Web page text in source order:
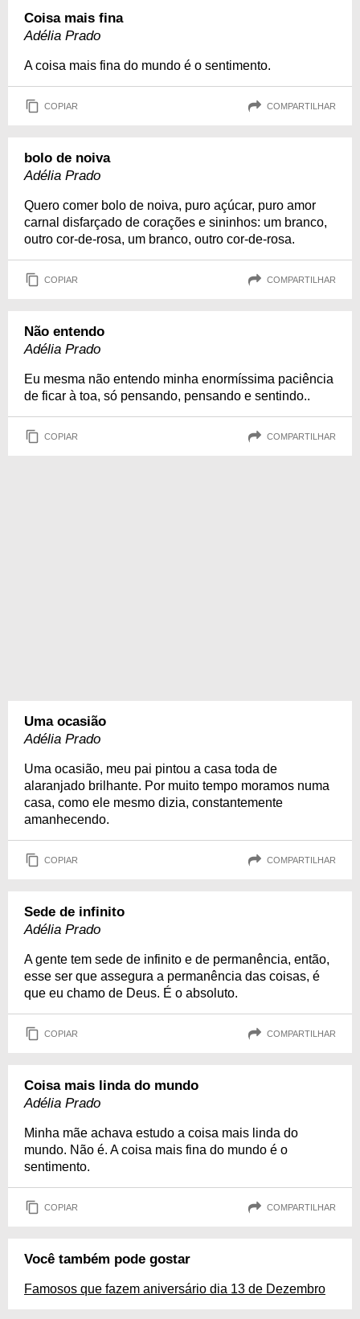
Coisa mais fina
Adélia Prado
A coisa mais fina do mundo é o sentimento.
COPIAR COMPARTILHAR
bolo de noiva
Adélia Prado
Quero comer bolo de noiva, puro açúcar, puro amor
carnal disfarçado de corações e sininhos: um branco,
outro cor-de-rosa, um branco, outro cor-de-rosa.
COPIAR COMPARTILHAR
Não entendo
Adélia Prado
Eu mesma não entendo minha enormíssima paciência
de ficar à toa, só pensando, pensando e sentindo..
COPIAR COMPARTILHAR
Uma ocasião
Adélia Prado
Uma ocasião, meu pai pintou a casa toda de
alaranjado brilhante. Por muito tempo moramos numa
casa, como ele mesmo dizia, constantemente
amanhecendo.
COPIAR COMPARTILHAR
Sede de infinito
Adélia Prado
A gente tem sede de infinito e de permanência, então,
esse ser que assegura a permanência das coisas, é
que eu chamo de Deus. É o absoluto.
COPIAR COMPARTILHAR
Coisa mais linda do mundo
Adélia Prado
Minha mãe achava estudo a coisa mais linda do
mundo. Não é. A coisa mais fina do mundo é o
sentimento.
COPIAR COMPARTILHAR
Você também pode gostar
Famosos que fazem aniversário dia 13 de Dezembro